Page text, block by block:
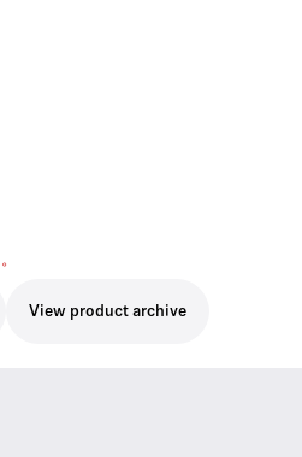
View product archive